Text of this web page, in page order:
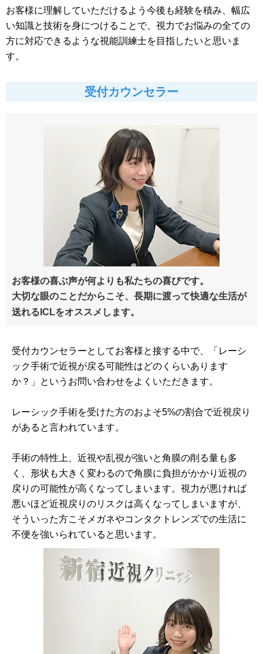
お客様に理解していただけるよう今後も経験を積み、幅広
い知識と技術を身につけることで、視力でお悩みの全ての
方に対応できるような視能訓練士を目指したいと思いま
す。
受付カウンセラー
お客様の喜ぶ声が何よりも私たちの喜びです。
大切な眼のことだからこそ、長期に渡って快適な生活が
送れるICLをオススメします。
受付カウンセラーとしてお客様と接する中で、「レーシ
ック手術で近視が戻る可能性はどのくらいあります
か？」というお問い合わせをよくいただきます。
レーシック手術を受けた方のおよそ5%の割合で近視戻り
があると言われています。
手術の特性上、近視や乱視が強いと角膜の削る量も多
く、形状も大きく変わるので角膜に負担がかかり近視の
戻りの可能性が高くなってしまいます。視力が悪ければ
悪いほど近視戻りのリスクは高くなってしまいますが、
そういった方こそメガネやコンタクトレンズでの生活に
不便を強いられていると思います。